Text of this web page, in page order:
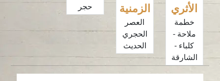
الأثري
خطمة
ملاحة -
كلباء -
الشارقة
الزمنية
العصر
الحجري
الحديث
حجر